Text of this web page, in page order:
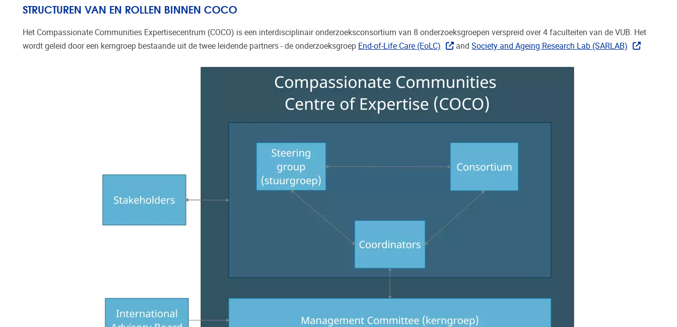
STRUCTUREN VAN EN ROLLEN BINNEN COCO
Het Compassionate Communities Expertisecentrum (COCO) is een interdisciplinair onderzoeksconsortium van 8 onderzoeksgroepen verspreid over 4 faculteiten van de VUB. Het
wordt geleid door een kerngroep bestaande uit de twee leidende partners - de onderzoeksgroep End-of-Life Care (EoLC) andSociety and Ageing Research Lab (SARLAB)